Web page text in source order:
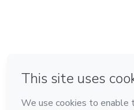
Feito com ❤ em Bogotá